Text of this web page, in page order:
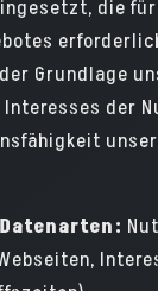
die
Grundlage
der